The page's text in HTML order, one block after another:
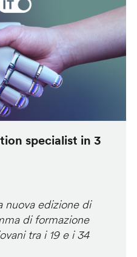
specialist in 3
nuova edizione di
di formazione
tra i 19 e i 34